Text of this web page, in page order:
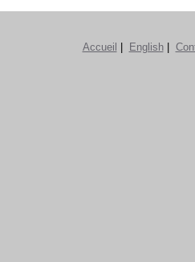
Accueil English|